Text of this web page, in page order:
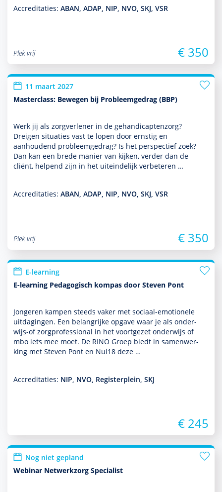
Accreditaties: ABAN, ADAP, NIP, NVO, SKJ, VSR
Plek vrij € 350
11 maart 2027
Masterclass: Bewegen bij Probleemgedrag (BBP)
Werk jij als zorgverlener in de gehandi­capten­zorg?
Dreigen situaties vast te lopen door ernstig en
aanhoudend probleemgedrag? Is het perspec­tief zoek?
Dan kan een brede manier van kijken, verder dan de
cliënt, helpend zijn in het uit­einde­lijk verbeteren …
Accreditaties: ABAN, ADAP, NIP, NVO, SKJ, VSR
Plek vrij € 350
E-learning
E-learning Pedagogisch kompas door Steven Pont
Jongeren kampen steeds vaker met sociaal-emotionele
uitdagingen. Een belang­rijke opgave waar je als onder­
wijs-of zorgprofessional in het voortgezet onder­wijs of
mbo iets mee moet. De RINO Groep biedt in samen­wer­
king met Steven Pont en Nul18 deze …
Accreditaties: NIP, NVO, Registerplein, SKJ
€ 245
Nog niet gepland
Webinar Netwerkzorg Specialist